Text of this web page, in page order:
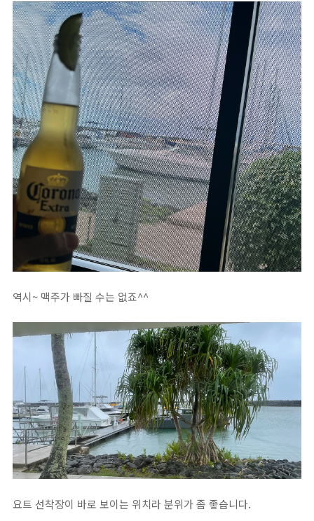
역시~ 맥주가 빠질 수는 없죠^^
요트 선착장이 바로 보이는 위치라 분위가 좀 좋습니다.